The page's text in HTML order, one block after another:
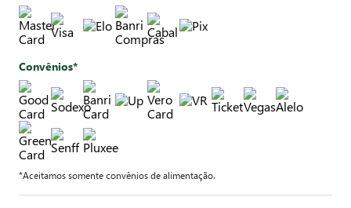
Convênios*
*Aceitamos somente convênios de alimentação.